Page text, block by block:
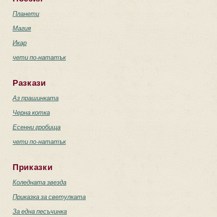
Планети
Магия
Икар
чети по-нататък
Разкази
Аз прашинката
Черна котка
Есенни гробища
чети по-нататък
Приказки
Коледната звезда
Приказка за светулката
За една песъчинка